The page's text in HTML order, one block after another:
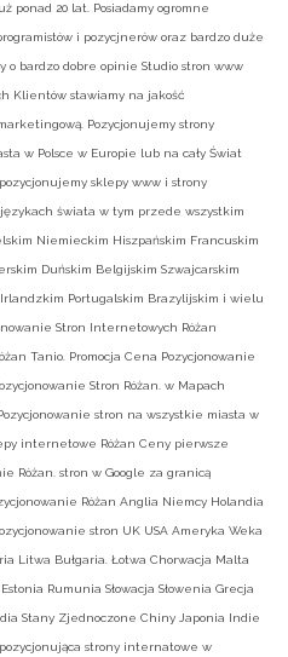
ponad 20 lat. Posiadamy ogromne
i pozycjnerów oraz bardzo duże
o bardzo dobre opinie Studio stron www
Klientów stawiamy na jakość
Pozycjonujemy strony
w Polsce w Europie lub na cały Świat
sklepy www i strony
świata w tym przede wszystkim
Niemieckim Hiszpańskim Francuskim
Duńskim Belgijskim Szwajcarskim
Portugalskim Brazylijskim i wielu
Stron Internetowych Różan
Tanio. Promocja Cena Pozycjonowanie
Stron Różan. w Mapach
stron na wszystkie miasta w
internetowe Różan Ceny pierwsze
Różan. stron w Google za granicą
Różan Anglia Niemcy Holandia
stron UK USA Ameryka Weka
Litwa Bułgaria. Łotwa Chorwacja Malta
Rumunia Słowacja Słowenia Grecja
Stany Zjednoczone Chiny Japonia Indie
strony internatowe w